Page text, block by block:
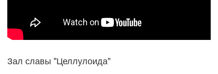
Зал славы "Целлулоида"